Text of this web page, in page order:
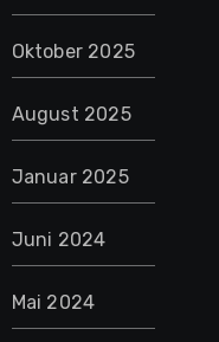
Oktober 2025
August 2025
Januar 2025
Juni 2024
Mai 2024